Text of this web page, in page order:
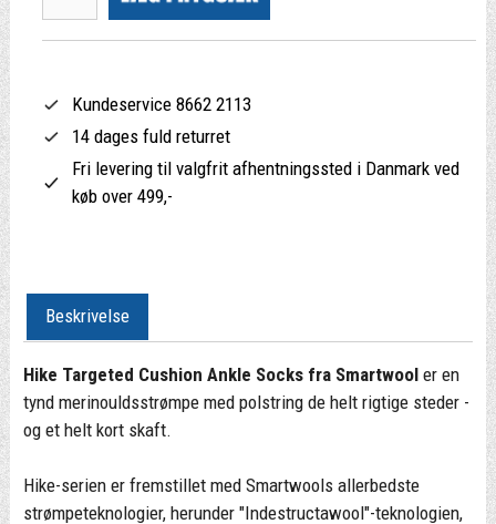
Kundeservice 8662 2113
14 dages fuld returret
Fri levering til valgfrit afhentningssted i Danmark ved
køb over 499,-
Beskrivelse
Hike Targeted Cushion Ankle Socks fra Smartwooler en
tynd merinouldsstrømpe med polstring de helt rigtige steder -
og et helt kort skaft.
Hike-serien er fremstillet med Smartwools allerbedste
strømpeteknologier, herunder "Indestructawool"-teknologien,